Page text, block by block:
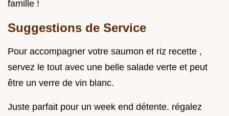
famille !
Suggestions de Service
Pour accompagner votre saumon et riz recette ,
servez le tout avec une belle salade verte et peut
être un verre de vin blanc.
Juste parfait pour un week end détente. régalez